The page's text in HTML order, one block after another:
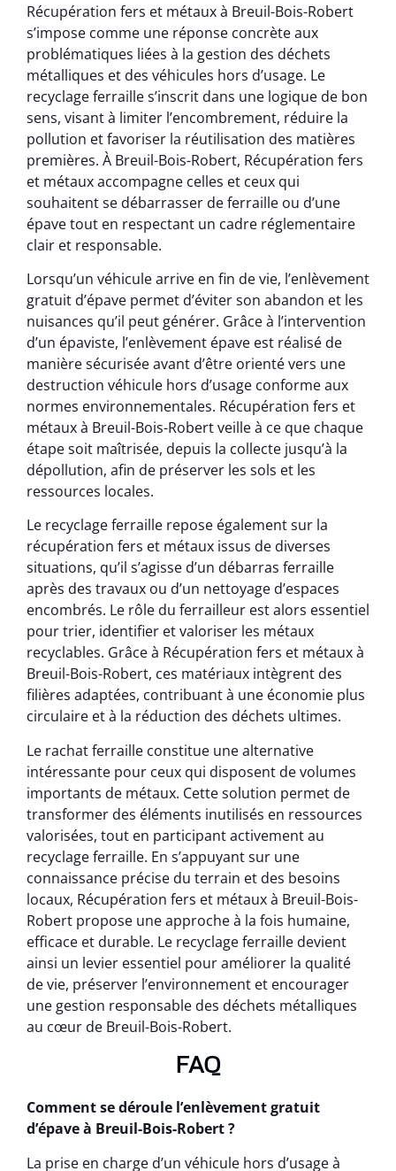
Récupération fers et métaux à Breuil-Bois-Robert
s’impose comme une réponse concrète aux
problématiques liées à la gestion des déchets
métalliques et des véhicules hors d’usage. Le
recyclage ferraille s’inscrit dans une logique de bon
sens, visant à limiter l’encombrement, réduire la
pollution et favoriser la réutilisation des matières
premières. À Breuil-Bois-Robert, Récupération fers
et métaux accompagne celles et ceux qui
souhaitent se débarrasser de ferraille ou d’une
épave tout en respectant un cadre réglementaire
clair et responsable.
Lorsqu’un véhicule arrive en fin de vie, l’enlèvement
gratuit d’épave permet d’éviter son abandon et les
nuisances qu’il peut générer. Grâce à l’intervention
d’un épaviste, l’enlèvement épave est réalisé de
manière sécurisée avant d’être orienté vers une
destruction véhicule hors d’usage conforme aux
normes environnementales. Récupération fers et
métaux à Breuil-Bois-Robert veille à ce que chaque
étape soit maîtrisée, depuis la collecte jusqu’à la
dépollution, afin de préserver les sols et les
ressources locales.
Le recyclage ferraille repose également sur la
récupération fers et métaux issus de diverses
situations, qu’il s’agisse d’un débarras ferraille
après des travaux ou d’un nettoyage d’espaces
encombrés. Le rôle du ferrailleur est alors essentiel
pour trier, identifier et valoriser les métaux
recyclables. Grâce à Récupération fers et métaux à
Breuil-Bois-Robert, ces matériaux intègrent des
filières adaptées, contribuant à une économie plus
circulaire et à la réduction des déchets ultimes.
Le rachat ferraille constitue une alternative
intéressante pour ceux qui disposent de volumes
importants de métaux. Cette solution permet de
transformer des éléments inutilisés en ressources
valorisées, tout en participant activement au
recyclage ferraille. En s’appuyant sur une
connaissance précise du terrain et des besoins
locaux, Récupération fers et métaux à Breuil-Bois-
Robert propose une approche à la fois humaine,
efficace et durable. Le recyclage ferraille devient
ainsi un levier essentiel pour améliorer la qualité
de vie, préserver l’environnement et encourager
une gestion responsable des déchets métalliques
au cœur de Breuil-Bois-Robert.
FAQ
Comment se déroule l’enlèvement gratuit
d’épave à Breuil-Bois-Robert ?
La prise en charge d’un véhicule hors d’usage à